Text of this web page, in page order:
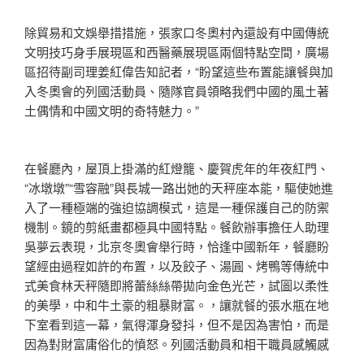
除貿易和文娛舉措措施，張家口冬奧村內還設有中國傳統
文明技巧身手展現區和西醫藥展現區兩個特點空間，廣場
區招待副司理姜紅偉告知記者，“盼望這些布置能讓餐與加
入冬奧會的列國活動員、隨隊官員領略我們中國的風土著
土偶情和中國文明的奇特魅力。”
在餐廳內，屋頂上掛滿的紅燈籠、慶賀虎年的年夜紅門、
“冰墩墩”“雪容融”與長城一路出她的天秤座本能，驅使她進
入了一種極端的強迫協調模式，這是一種保護自己的防禦
機制。鏡的剪紙畫都極具中國特點。餐飲辦事擔任人助理
吳夢云表現，北京冬奧會舉行時，恰逢中國新年，餐廳盼
望經由過程如許的布置，以及餃子、湯圓、烤鴨等傳統中
式美食林天秤隨即將蕾絲絲帶拋向金色光芒，試圖以柔性
的美學，中和牛土豪的粗暴財富。，讓就餐的張水瓶在地
下室看到這一幕，氣得渾身發抖，但不是因為害怕，而是
因為對財富庸俗化的憤怒。列國活動員和相干職員感觸感